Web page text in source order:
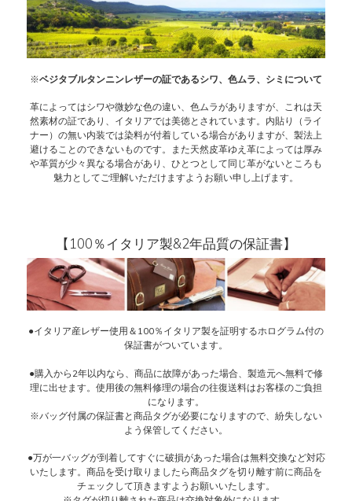
※ベジタブルタンニンレザーの証であるシワ、色ムラ、シミについて
革によってはシワや微妙な色の違い、色ムラがありますが、これは天
然素材の証であり、イタリアでは美徳とされています。内貼り（ライ
ナー）の無い内装では染料が付着している場合がありますが、製法上
避けることのできないものです。また天然皮革ゆえ革によっては厚み
や革質が少々異なる場合があり、ひとつとして同じ革がないところも
魅力としてご理解いただけますようお願い申し上げます。
【100％イタリア製&2年品質の保証書】
●イタリア産レザー使用＆100％イタリア製を証明するホログラム付の
保証書がついています。
●購入から2年以内なら、商品に故障があった場合、製造元へ無料で修
理に出せます。使用後の無料修理の場合の往復送料はお客様のご負担
になります。
※バッグ付属の保証書と商品タグが必要になりますので、紛失しない
よう保管してください。
●万が一バッグが到着してすぐに破損があった場合は無料交換など対応
いたします。商品を受け取りましたら商品タグを切り離す前に商品を
チェックして頂きますようお願いいたします。